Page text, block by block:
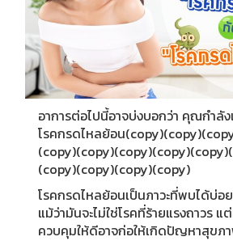
อาการต่อไปนี้อาจบ่งบอกว่า คุณกำลัง
โรคกรดไหลย้อน
(copy)(copy)(copy)(copy)
โรคกรดไหลย้อนเป็นภาวะที่พบได้บ่อ
แม้ว่ามันจะไม่ใช่โรคที่ร้ายแรงถาวร
ควบคุมให้ดีอาจก่อให้เกิดปัญหาสุขภ